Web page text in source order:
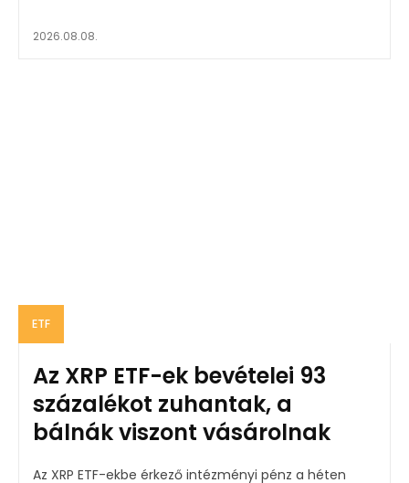
2026.08.08.
ETF
Az XRP ETF-ek bevételei 93
százalékot zuhantak, a
bálnák viszont vásárolnak
Az XRP ETF-ekbe érkező intézményi pénz a héten